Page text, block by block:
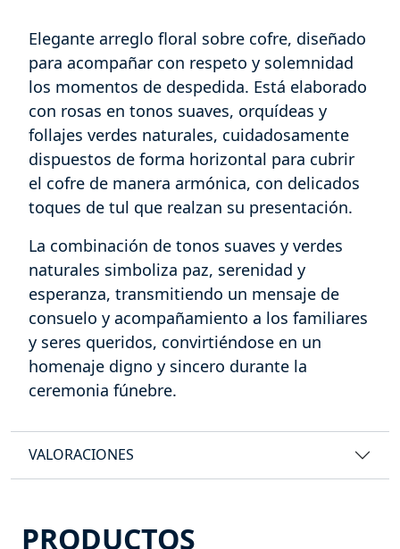
Elegante arreglo floral sobre cofre, diseñado
para acompañar con respeto y solemnidad
los momentos de despedida. Está elaborado
con rosas en tonos suaves, orquídeas y
follajes verdes naturales, cuidadosamente
dispuestos de forma horizontal para cubrir
el cofre de manera armónica, con delicados
toques de tul que realzan su presentación.
La combinación de tonos suaves y verdes
naturales simboliza paz, serenidad y
esperanza, transmitiendo un mensaje de
consuelo y acompañamiento a los familiares
y seres queridos, convirtiéndose en un
homenaje digno y sincero durante la
ceremonia fúnebre.
VALORACIONES
PRODUCTOS